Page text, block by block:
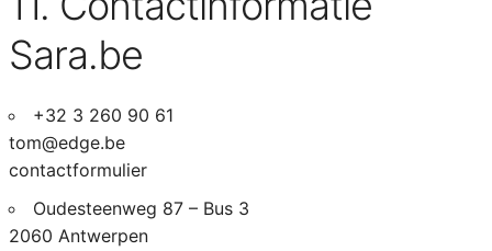
Sara.be
+32 3 260 90 61
tom@edge.be
contactformulier
Oudesteenweg 87 – Bus 3
2060 Antwerpen